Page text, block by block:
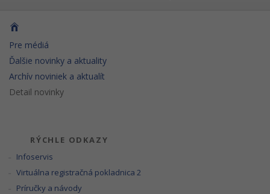
Pre médiá
Ďalšie novinky a aktuality
Archív noviniek a aktualít
Detail novinky
RÝCHLE ODKAZY
Infoservis
Virtuálna registračná pokladnica 2
Príručky a návody